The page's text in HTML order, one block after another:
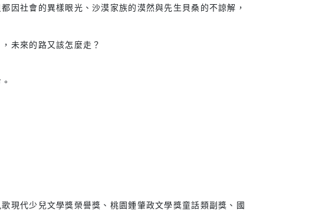
因社會的異樣眼光、沙漠家族的漠然與先生貝桑的不諒解，
未來的路又該怎麼走？
現代少兒文學獎榮譽獎、桃園鍾肇政文學獎童話類副獎、國